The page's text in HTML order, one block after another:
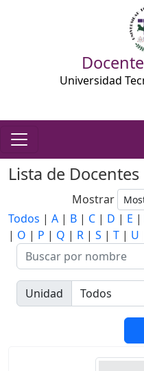
Universidad
Lista de Docentes
Mostrar
Todos | A | B | C | D | E |
| O | P | Q | R | S | T | U
Unidad